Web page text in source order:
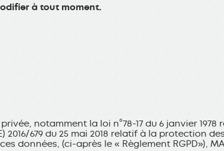
à tout moment.
notamment la loi n°78-17 du 6 janvier 1978
679 du 25 mai 2018 relatif à la protection
(ci-après le « Règlement RGPD»),